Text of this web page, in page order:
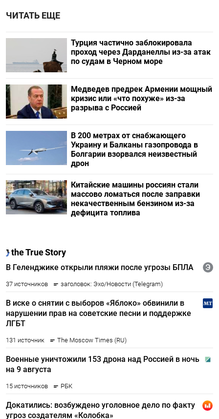
ЧИТАТЬ ЕЩЕ
Турция частично заблокировала
проход через Дарданеллы из-за атак
по судам в Черном море
Медведев предрек Армении мощный
кризис или «что похуже» из-за
разрыва с Россией
В 200 метрах от снабжающего
Украину и Балканы газопровода в
Болгарии взорвался неизвестный
дрон
Китайские машины россиян стали
массово ломаться после заправки
некачественным бензином из-за
дефицита топлива